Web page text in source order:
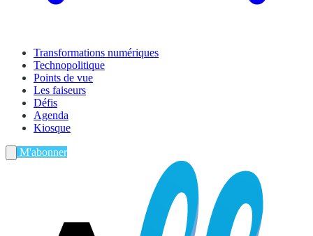
Transformations numériques
Technopolitique
Points de vue
Les faiseurs
Défis
Agenda
Kiosque
M'abonner